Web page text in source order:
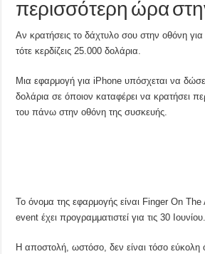
περισσότερη ώρα
Αν κρατήσεις το δάχτυλο σου στην οθόνη
τότε κερδίζεις 25.000 δολάρια.
Μια εφαρμογή για iPhone υπόσχεται να
δολάρια σε όποιον καταφέρει να κρατήσει
του πάνω στην οθόνη της συσκευής.
Το όνομα της εφαρμογής είναι Finger On The
event έχει προγραμματιστεί για τις 30 Ιουνίου.
Η αποστολή, ωστόσο, δεν είναι τόσο εύκολη